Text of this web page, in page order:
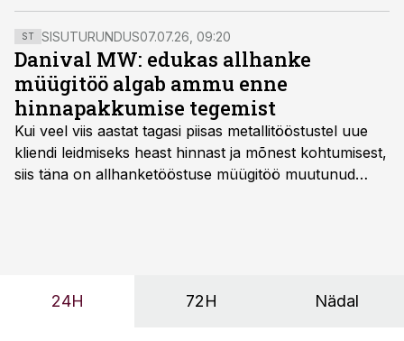
ST SISUTURUNDUS07.07.26, 09:20
Danival MW: edukas allhanke
müügitöö algab ammu enne
hinnapakkumise tegemist
Kui veel viis aastat tagasi piisas metallitööstustel uue
kliendi leidmiseks heast hinnast ja mõnest kohtumisest,
siis täna on allhanketööstuse müügitöö muutunud
24H 72H Nädal